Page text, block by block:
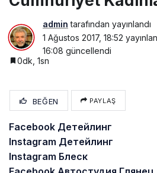
admin tarafından yayınlandı
1 Ağustos 2017, 18:52
16:08 güncellendi
0dk, 1sn
BEĞEN PAYLAŞ
Facebook Детейлинг
Instagram Детейлинг
Instagram Блеск